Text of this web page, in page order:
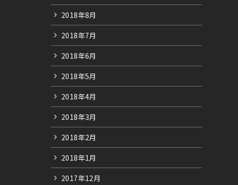
2018年8月
2018年7月
2018年6月
2018年5月
2018年4月
2018年3月
2018年2月
2018年1月
2017年12月